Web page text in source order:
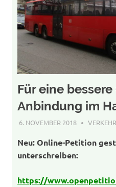
Für eine bessere
Anbindung im
6. NOVEMBER 2018 VERKEHR
Neu: Online-Petition
unterschreiben:
https://